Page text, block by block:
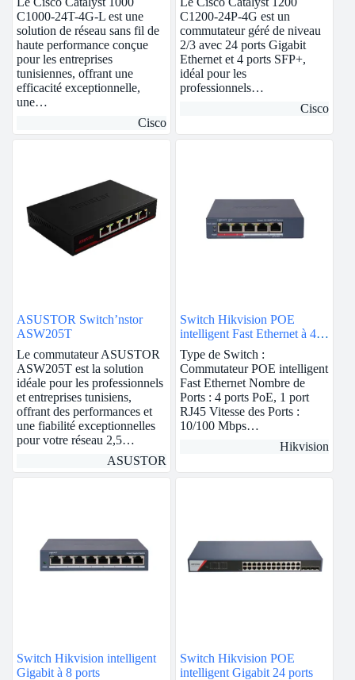
C1000-24T-4G-L est une
solution de réseau sans fil de
haute performance conçue
pour les entreprises
tunisiennes, offrant une
efficacité exceptionnelle,
une…
Cisco
C1200-24P-4G est un
commutateur géré de niveau
2/3 avec 24 ports Gigabit
Ethernet et 4 ports SFP+,
idéal pour les
professionnels…
Cisco
ASUSTOR Switch’nstor
ASW205T
Le commutateur ASUSTOR
ASW205T est la solution
idéale pour les professionnels
et entreprises tunisiens,
offrant des performances et
une fiabilité exceptionnelles
pour votre réseau 2,5…
ASUSTOR
Switch Hikvision POE
intelligent Fast Ethernet à 4
ports
Type de Switch :
Commutateur POE intelligent
Fast Ethernet Nombre de
Ports : 4 ports PoE, 1 port
RJ45 Vitesse des Ports :
10/100 Mbps…
Hikvision
Switch Hikvision intelligent
Gigabit à 8 ports
Switch Hikvision POE
intelligent Gigabit 24 ports